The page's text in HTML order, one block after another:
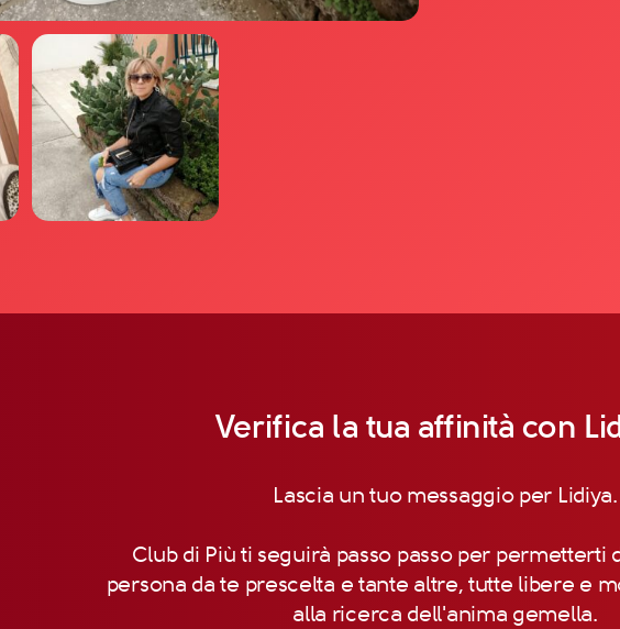
Verifica la tua affinità con
Lascia un tuo messaggio per Lidiya.
Club di Più ti seguirà passo passo per permetterti
persona da te prescelta e tante altre, tutte libere e
alla ricerca dell'anima gemella.